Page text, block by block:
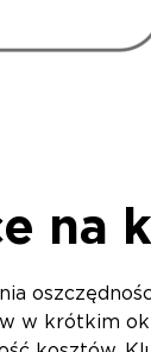
na
w krótkim